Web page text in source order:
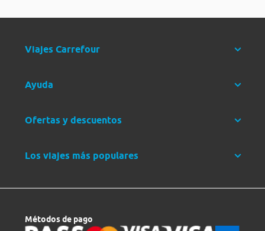
Viajes Carrefour
Ayuda
Ofertas y descuentos
Los viajes más populares
Métodos de pago